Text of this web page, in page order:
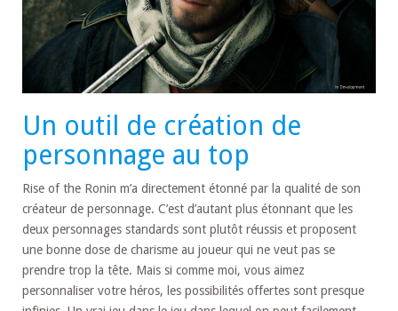
Un outil de création de
personnage au top
Rise of the Ronin m’a directement étonné par la qualité de son
créateur de personnage. C’est d’autant plus étonnant que les
deux personnages standards sont plutôt réussis et proposent
une bonne dose de charisme au joueur qui ne veut pas se
prendre trop la tête. Mais si comme moi, vous aimez
personnaliser votre héros, les possibilités offertes sont presque